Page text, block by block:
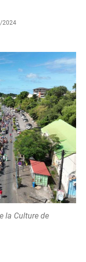
2024
la Culture de